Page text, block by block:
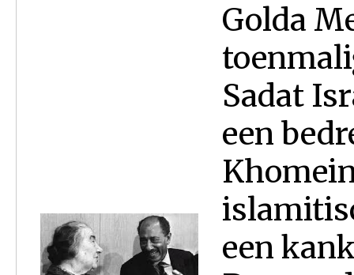
Golda
Sadat
een
een